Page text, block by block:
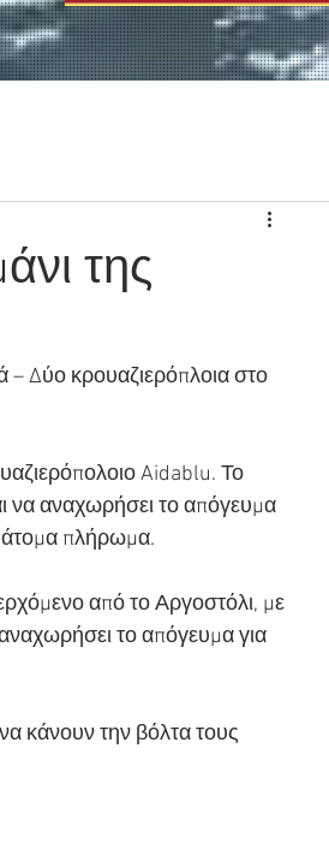
της
– Δύο κρουαζιερόπλοια στο
Aidablu. Το
να αναχωρήσει το απόγευμα
άτομα πλήρωμα.
από το Αργοστόλι, με
το απόγευμα για
κάνουν την βόλτα τους